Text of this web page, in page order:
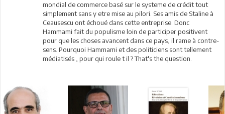
mondial de commerce basé sur le systeme de crédit tout
simplement sans y etre mise au pilori. Ses amis de Staline à
Ceausescu ont échoué dans cette entreprise. Donc
Hammami fait du populisme loin de participer positivent
pour que les choses avancent dans ce pays, il rame à contre-
sens. Pourquoi Hammami et des politiciens sont tellement
médiatisés , pour qui roule t il ? That's the question.